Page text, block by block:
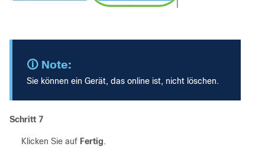
Sie können ein Gerät, das online ist, nicht löschen.
Schritt 7
Klicken Sie auf Fertig.